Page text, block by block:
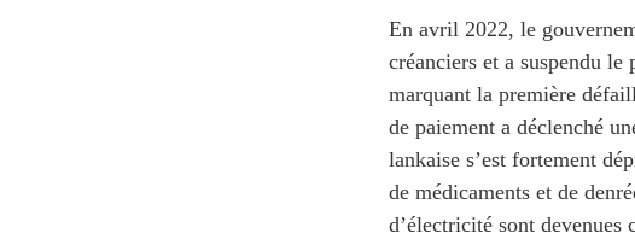
En avril 2022, le
créanciers et a suspendu le
marquant la première
de paiement a déclenché
lankaise s’est fortement
de médicaments et de
d’électricité sont devenues